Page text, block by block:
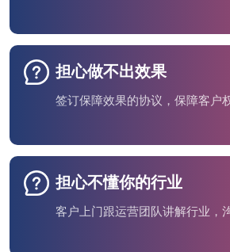
担心做不出效果
签订保障效果的协议，保障客户
担心不懂你的行业
客户上门跟运营团队讲解行业，